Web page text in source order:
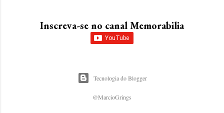
Inscreva-se no canal Memorabilia
Tecnologia do Blogger
@MarcioGrings